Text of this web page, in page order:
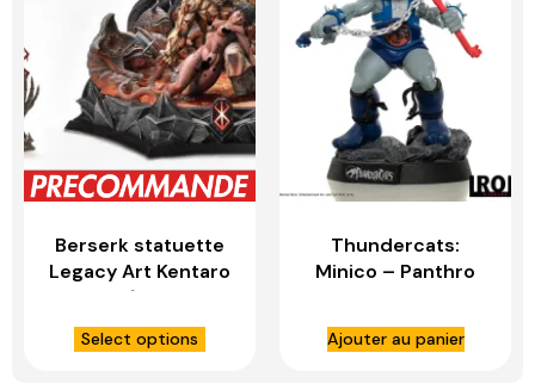
Berserk statuette
Legacy Art Kentaro
Miura 1/4 Guts &
Casca Bonus
Version – PRIME 1
Select options
Thundercats:
Minico – Panthro
STUDIOS
Ajouter au panier